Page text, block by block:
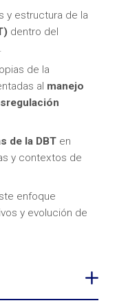
y estructura de la
dentro del
de la
al manejo
de la DBTen
y contextos de
enfoque
y evolución de